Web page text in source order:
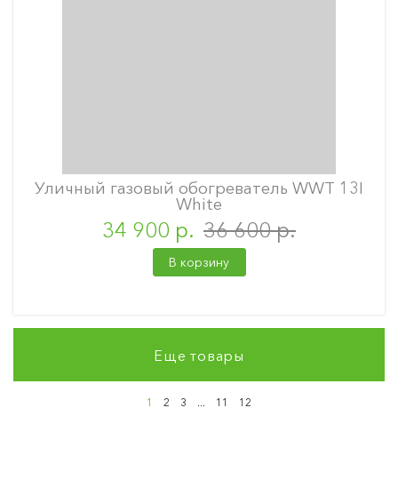
Уличный газовый обогреватель WWT 13I
White
34 900 р. 36 600 р.
В корзину
Еще товары
1 2 3 ... 11 12